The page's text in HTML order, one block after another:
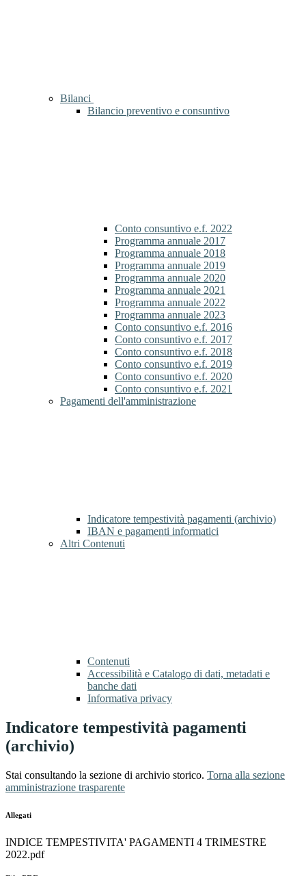
Bilanci
Bilancio preventivo e consuntivo
Conto consuntivo e.f. 2022
Programma annuale 2017
Programma annuale 2018
Programma annuale 2019
Programma annuale 2020
Programma annuale 2021
Programma annuale 2022
Programma annuale 2023
Conto consuntivo e.f. 2016
Conto consuntivo e.f. 2017
Conto consuntivo e.f. 2018
Conto consuntivo e.f. 2019
Conto consuntivo e.f. 2020
Conto consuntivo e.f. 2021
Pagamenti dell'amministrazione
Indicatore tempestività pagamenti (archivio)
IBAN e pagamenti informatici
Altri Contenuti
Contenuti
Accessibilità e Catalogo di dati, metadati e
banche dati
Informativa privacy
Indicatore tempestività pagamenti
(archivio)
Stai consultando la sezione di archivio storico. Torna alla sezione
amministrazione trasparente
Allegati
INDICE TEMPESTIVITA' PAGAMENTI 4 TRIMESTRE
2022.pdf